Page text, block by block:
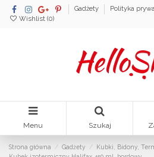
Gadżety Polityka
Wishlist (0)
Menu Szukaj
Strona główna Gadżety Kubki, Bidony,